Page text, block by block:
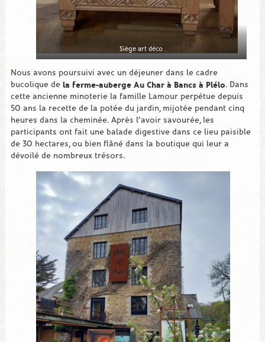
Siège art déco
Nous avons poursuivi avec un déjeuner dans le cadre
bucolique dela ferme-auberge Au Char à Bancs à Plélo. Dans
cette ancienne minoterie la famille Lamour perpétue depuis
50 ans la recette de la potée du jardin, mijotée pendant cinq
heures dans la cheminée. Après l’avoir savourée, les
participants ont fait une balade digestive dans ce lieu paisible
de 30 hectares, ou bien flâné dans la boutique qui leur a
dévoilé de nombreux trésors.